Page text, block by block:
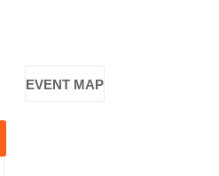
EVENT MAP